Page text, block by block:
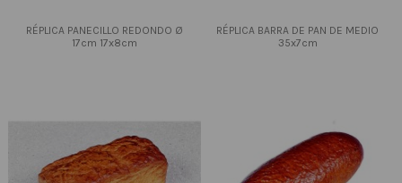
RÉPLICA PANECILLO REDONDO Ø
17cm 17x8cm
RÉPLICA BARRA DE PAN DE MEDIO
35x7cm